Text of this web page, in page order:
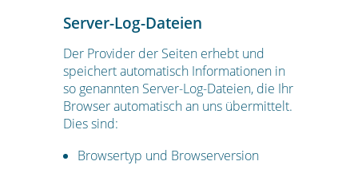
Server-Log-Dateien
Der Provider der Seiten erhebt und
speichert automatisch Informationen in
so genannten Server-Log-Dateien, die Ihr
Browser automatisch an uns übermittelt.
Dies sind:
Browsertyp und Browserversion